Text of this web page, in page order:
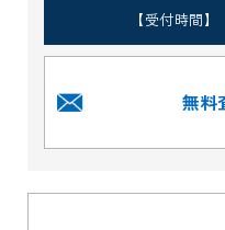
【受付時間
無料